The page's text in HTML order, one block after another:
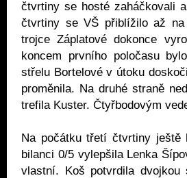
čtvrtiny se hosté zaháčkovali
čtvrtiny se VŠ přiblížilo až
trojce Záplatové dokonce
koncem prvního poločasu
střelu Bortelové v útoku
proměnila. Na druhé straně
trefila Kuster. Čtyřbodovým
Na počátku třetí čtvrtiny ještě
bilanci 0/5 vylepšila Lenka
vlastní. Koš potvrdila